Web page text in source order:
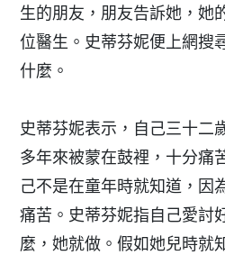
生的朋友，朋友告訴她，她
位醫生。史蒂芬妮便上網搜
什麼。
史蒂芬妮表示，自己三十二
多年來被蒙在鼓裡，十分痛
己不是在童年時就知道，因
痛苦。史蒂芬妮指自己愛討
麼，她就做。假如她兒時就